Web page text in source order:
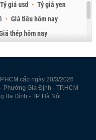
Tỷ giá usd
Tỷ giá yen
Giá tiêu hôm nay
thép hôm nay
cấp ngày 20/3/2026
Phường Gia Định - TP.HCM
Ba Đình - TP. Hà Nội